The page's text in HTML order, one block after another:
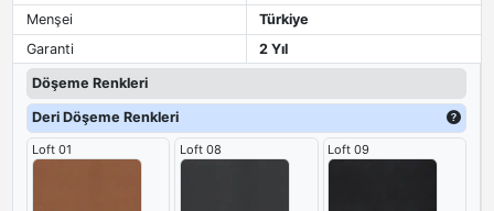
Menşei
Türkiye
Garanti
2 Yıl
Döşeme Renkleri
Deri Döşeme Renkleri
Loft 01 Loft 08 Loft 09